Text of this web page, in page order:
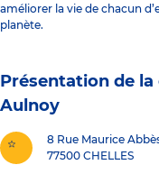
améliorer la vie de chacun
planète.
Présentation de la
Aulnoy
8 Rue Maurice
77500 CHELLES